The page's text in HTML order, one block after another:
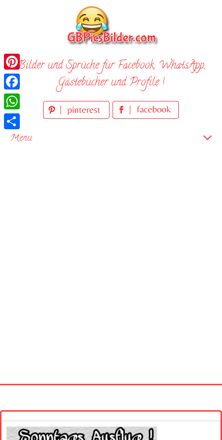
Bilder und Sprüche für Facebook, WhatsApp,
Gästebücher und Profile !
Menu
Pinterest
Facebook
WhatsApp
Teilen